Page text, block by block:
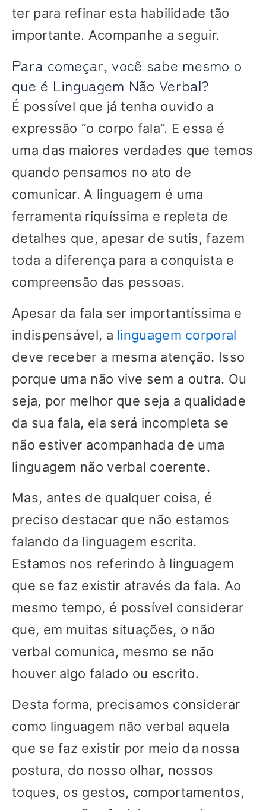
ter para refinar esta habilidade tão
importante. Acompanhe a seguir.
Para começar, você sabe mesmo o
que é Linguagem Não Verbal?
É possível que já tenha ouvido a
expressão “o corpo fala”. E essa é
uma das maiores verdades que temos
quando pensamos no ato de
comunicar. A linguagem é uma
ferramenta riquíssima e repleta de
detalhes que, apesar de sutis, fazem
toda a diferença para a conquista e
compreensão das pessoas.
Apesar da fala ser importantíssima e
indispensável, a linguagem corporal
deve receber a mesma atenção. Isso
porque uma não vive sem a outra. Ou
seja, por melhor que seja a qualidade
da sua fala, ela será incompleta se
não estiver acompanhada de uma
linguagem não verbal coerente.
Mas, antes de qualquer coisa, é
preciso destacar que não estamos
falando da linguagem escrita.
Estamos nos referindo à linguagem
que se faz existir através da fala. Ao
mesmo tempo, é possível considerar
que, em muitas situações, o não
verbal comunica, mesmo se não
houver algo falado ou escrito.
Desta forma, precisamos considerar
como linguagem não verbal aquela
que se faz existir por meio da nossa
postura, do nosso olhar, nossos
toques, os gestos, comportamentos,